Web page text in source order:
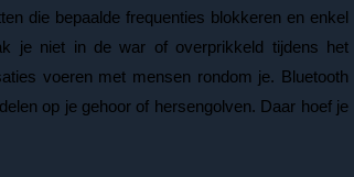
die bepaalde frequenties blokkeren en enkel
je niet in de war of overprikkeld tijdens het
voeren met mensen rondom je. Bluetooth
op je gehoor of hersengolven. Daar hoef je